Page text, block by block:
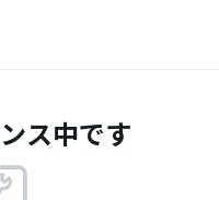
ス中です